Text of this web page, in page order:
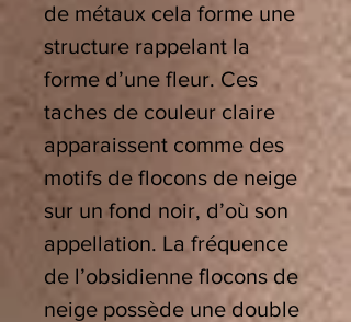
de métaux cela forme une
structure rappelant la
forme d’une fleur. Ces
taches de couleur claire
apparaissent comme des
motifs de flocons de neige
sur un fond noir, d’où son
appellation. La fréquence
de l’obsidienne flocons de
neige possède une double